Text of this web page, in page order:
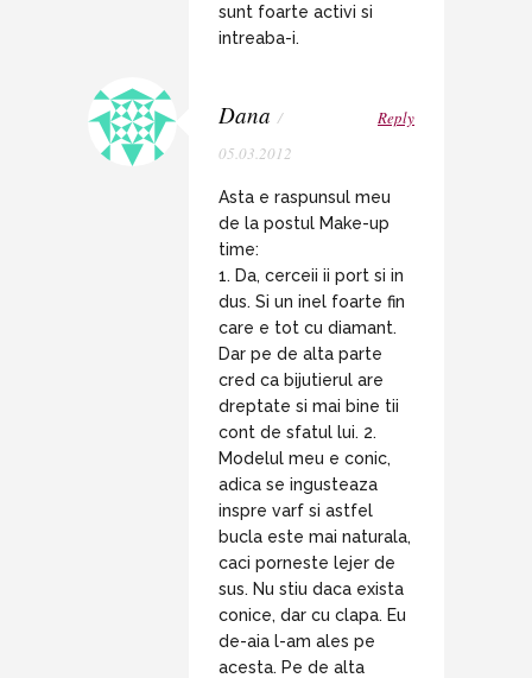
sunt foarte activi si
intreaba-i.
Dana /
05.03.2012
Reply
Asta e raspunsul meu
de la postul Make-up
time:
1. Da, cerceii ii port si in
dus. Si un inel foarte fin
care e tot cu diamant.
Dar pe de alta parte
cred ca bijutierul are
dreptate si mai bine tii
cont de sfatul lui. 2.
Modelul meu e conic,
adica se ingusteaza
inspre varf si astfel
bucla este mai naturala,
caci porneste lejer de
sus. Nu stiu daca exista
conice, dar cu clapa. Eu
de-aia l-am ales pe
acesta. Pe de alta